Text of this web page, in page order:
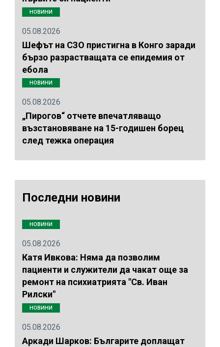
НОВИНИ
05.08.2026
Шефът на СЗО пристигна в Конго заради
бързо разрастващата се епидемия от
ебола
НОВИНИ
05.08.2026
„Пирогов“ отчете впечатляващо
възстановяване на 15-годишен борец
след тежка операция
Последни новини
НОВИНИ
05.08.2026
Катя Ивкова: Няма да позволим
пациенти и служители да чакат още за
ремонт на психиатрията "Св. Иван
Рилски"
НОВИНИ
05.08.2026
Аркади Шарков: Българите доплащат